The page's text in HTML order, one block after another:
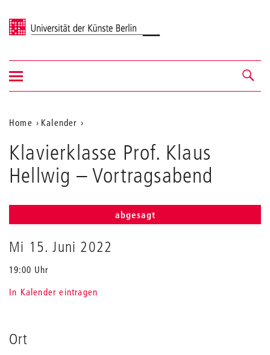
Universität der Künste Berlin
Navigation &
Suche
Navigation
ein-/ausblenden
Aktuelle
Position
auf
der
Home
Kalender
Klaus
Hellwig
Klavierklasse Prof. Klaus
Hellwig – Vortragsabend
abgesagt
Mi 15. Juni 2022
19:00 Uhr
In Kalender eintragen
Ort